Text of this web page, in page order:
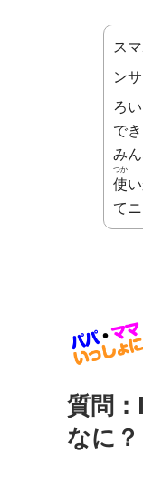
ス
ン
ろ
で
み
使
つか
て
質問
なに？